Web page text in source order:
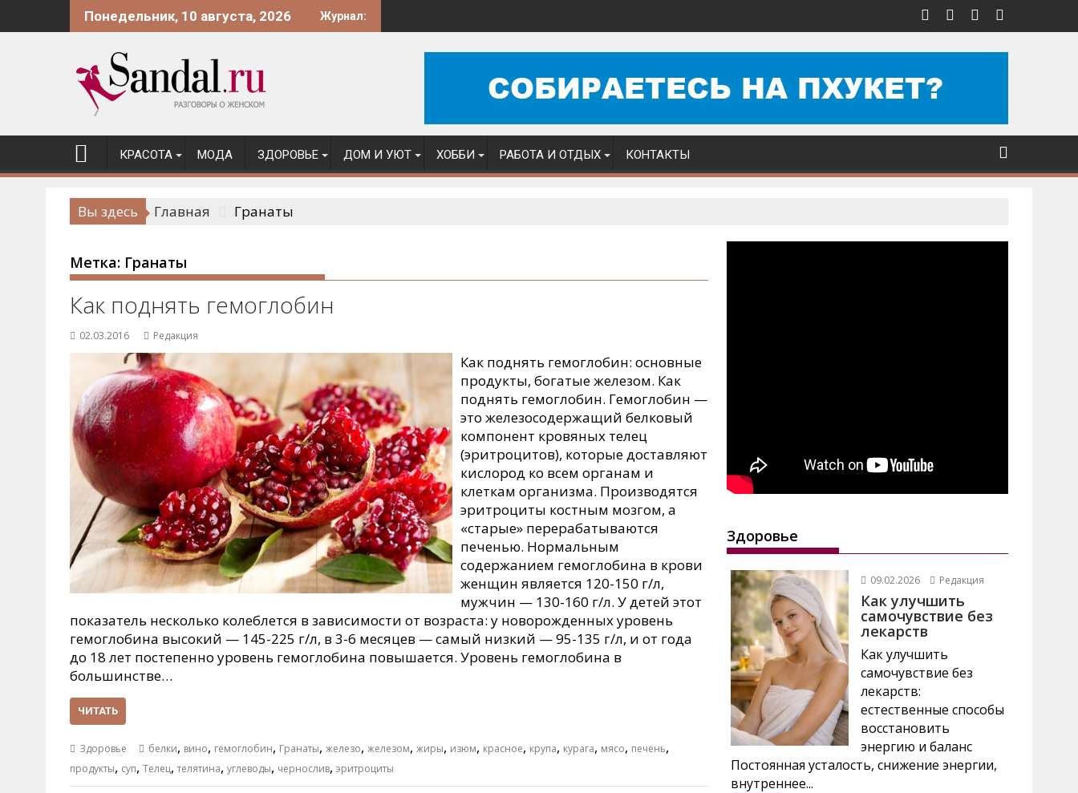
Понедельник, 10 августа, 2026 Журнал:
КРАСОТА МОДА ЗДОРОВЬЕ ДОМ И УЮТ ХОББИ РАБОТА И ОТДЫХ КОНТАКТЫ
Вы здесь Главная Гранаты
Метка: Гранаты
Как поднять гемоглобин
02.03.2016 Редакция
Как поднять гемоглобин: основные
продукты, богатые железом. Как
поднять гемоглобин. Гемоглобин —
это железосодержащий белковый
компонент кровяных телец
(эритроцитов), которые доставляют
кислород ко всем органам и
клеткам организма. Производятся
эритроциты костным мозгом, а
«старые» перерабатываются
печенью. Нормальным
содержанием гемоглобина в крови
женщин является 120-150 г/л,
мужчин — 130-160 г/л. У детей этот
показатель несколько колеблется в зависимости от возраста: у новорожденных уровень
гемоглобина высокий — 145-225 г/л, в 3-6 месяцев — самый низкий — 95-135 г/л, и от года
до 18 лет постепенно уровень гемоглобина повышается. Уровень гемоглобина в
большинстве…
ЧИТАТЬ
Здоровье белки, вино, гемоглобин, Гранаты, железо, железом, жиры, изюм, красное, крупа, курага, мясо, печень,
продукты, суп, Телец, телятина, углеводы, чернослив, эритроциты
Здоровье
09.02.2026 Редакция
Как улучшить
самочувствие без
лекарств
Как улучшить
самочувствие без
лекарств:
естественные способы
восстановить
энергию и баланс
Постоянная усталость, снижение энергии,
внутреннее...